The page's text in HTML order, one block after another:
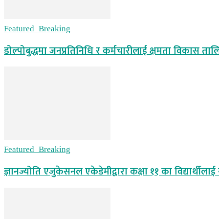
Featured_Breaking
डोल्पोबुद्धमा जनप्रतिनिधि र कर्मचारीलाई क्षमता विकास
Featured_Breaking
ज्ञानज्योति एजुकेसनल एकेडेमीद्वारा कक्षा ११ का